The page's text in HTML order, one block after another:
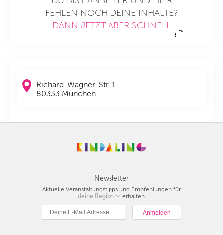
FEHLEN NOCH DEINE INHALTE?
DANN JETZT ABER SCHNELL
Richard-Wagner-Str. 1
80333 München
Newsletter
Aktuelle Veranstaltungstipps und Empfehlungen für
deine Region
Berlin
München
Hamburg
erhalten.